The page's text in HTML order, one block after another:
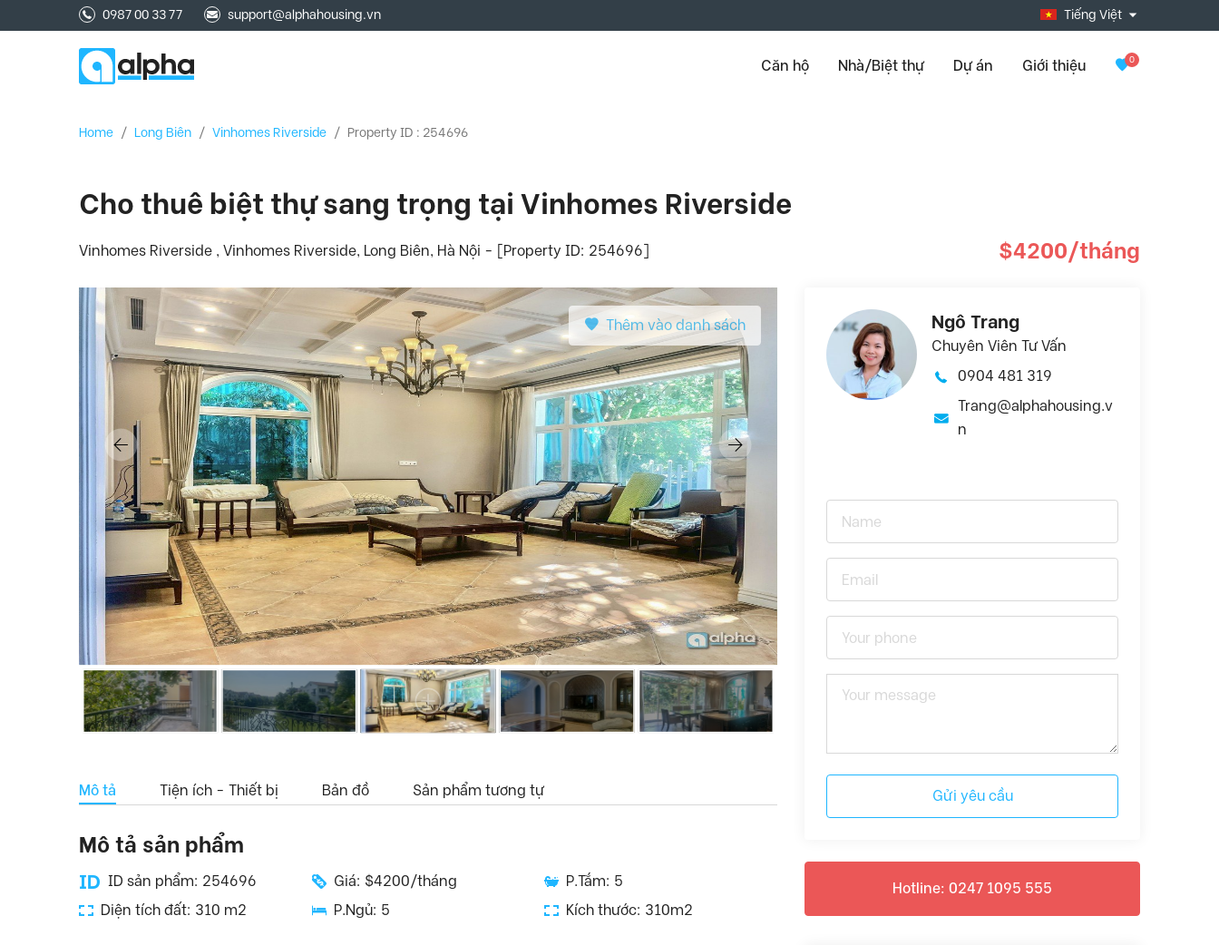
0987 00 33 77 support@alphahousing.vn Tiếng Việt
Căn hộ Nhà/Biệt thự Dự án Giới thiệu 0
Home / Long Biên / Vinhomes Riverside / Property ID : 254696
Cho thuê biệt thự sang trọng tại Vinhomes Riverside
Vinhomes Riverside , Vinhomes Riverside, Long Biên, Hà Nội - [Property ID: 254696] $4200/tháng
Thêm vào danh sách
Mô tả Tiện ích - Thiết bị Bản đồ Sản phẩm tương tự
Mô tả sản phẩm
ID sản phẩm: 254696 Giá: $4200/tháng
P.Tắm: 5
Diện tích đất: 310 m2
P.Ngủ: 5 Kích thước: 310m2
Ngô Trang
Chuyên Viên Tư Vấn
0904 481 319
Trang@alphahousing.v
n
Gửi yêu cầu
Hotline: 0247 1095 555